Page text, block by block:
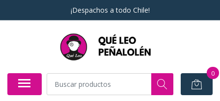
¡Despachos a todo Chile!
0